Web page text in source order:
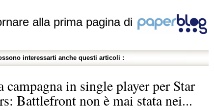
alla prima pagina di
interessarti anche questi articoli :
campagna in single player per Star
Battlefront non è mai stata nei...